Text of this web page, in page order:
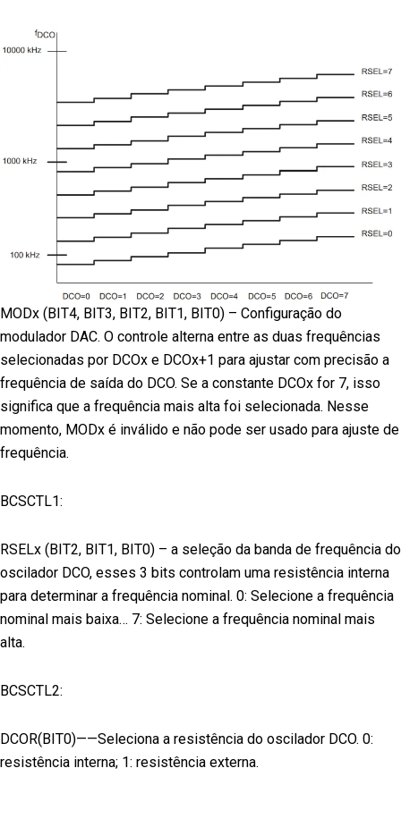
MODx (BIT4, BIT3, BIT2, BIT1, BIT0) – Configuração do
modulador DAC. O controle alterna entre as duas frequências
selecionadas por DCOx e DCOx+1 para ajustar com precisão a
frequência de saída do DCO. Se a constante DCOx for 7, isso
significa que a frequência mais alta foi selecionada. Nesse
momento, MODx é inválido e não pode ser usado para ajuste de
frequência.
BCSCTL1:
RSELx (BIT2, BIT1, BIT0) – a seleção da banda de frequência do
oscilador DCO, esses 3 bits controlam uma resistência interna
para determinar a frequência nominal. 0: Selecione a frequência
nominal mais baixa… 7: Selecione a frequência nominal mais
alta.
BCSCTL2:
DCOR(BIT0)——Seleciona a resistência do oscilador DCO. 0:
resistência interna; 1: resistência externa.